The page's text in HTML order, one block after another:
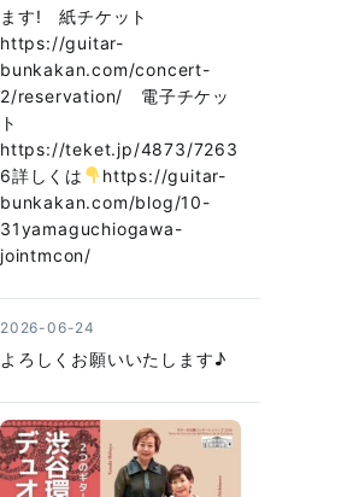
ます! 紙チケット
https://guitar-
bunkakan.com/concert-
2/reservation/ 電子チケッ
ト
https://teket.jp/4873/7263
6詳しくは
https://guitar-
bunkakan.com/blog/10-
31yamaguchiogawa-
jointmcon/
2026-06-24
よろしくお願いいたします♪